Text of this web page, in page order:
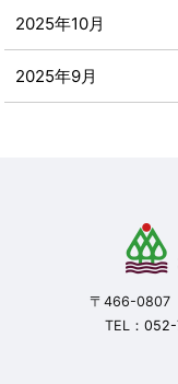
2025年10月
2025年9月
〒466-0807
TEL： 052-